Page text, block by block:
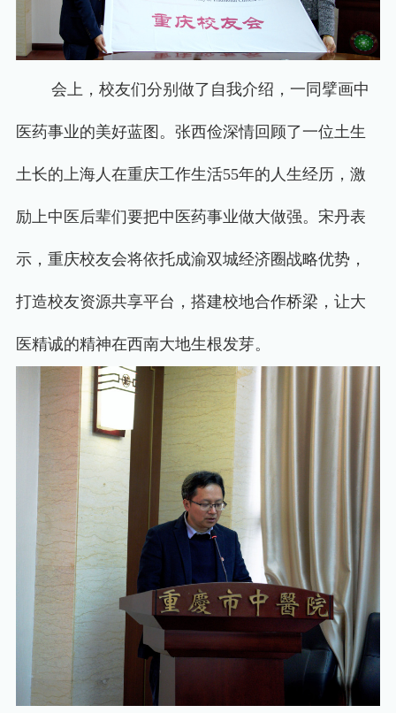
会上，校友们分别做了自我介绍，一同擘画中
医药事业的美好蓝图。张西俭深情回顾了一位土生
土长的上海人在重庆工作生活55年的人生经历，激
励上中医后辈们要把中医药事业做大做强。宋丹表
示，重庆校友会将依托成渝双城经济圈战略优势，
打造校友资源共享平台，搭建校地合作桥梁，让大
医精诚的精神在西南大地生根发芽。